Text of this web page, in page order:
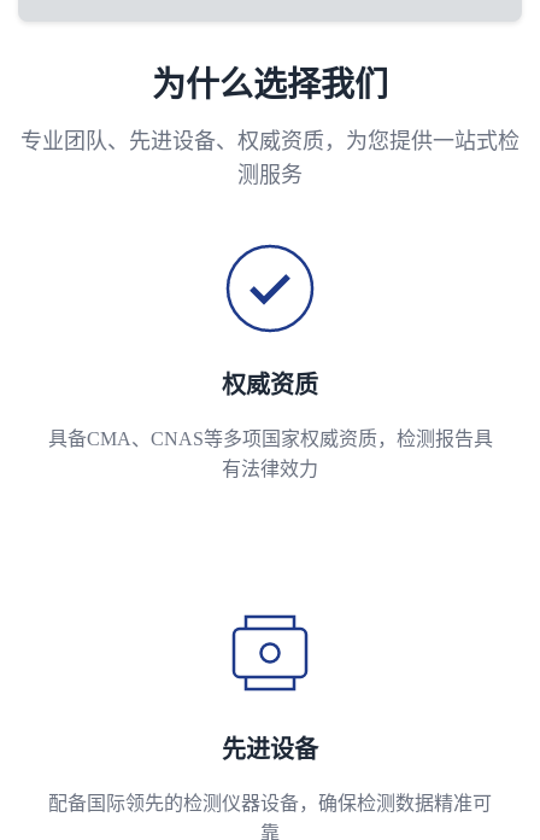
为什么选择我们
专业团队、先进设备、权威资质，为您提供一站式检
测服务
权威资质
具备CMA、CNAS等多项国家权威资质，检测报告具
有法律效力
先进设备
配备国际领先的检测仪器设备，确保检测数据精准可
靠